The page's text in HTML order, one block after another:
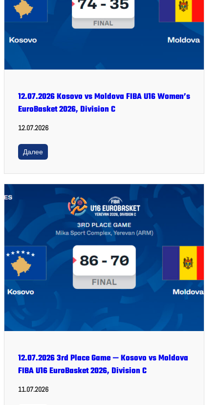
12.07.2026 Kosovo vs Moldova FIBA U16 Women’s
EuroBasket 2026, Division C
12.07.2026
Далее
12.07.2026 3rd Place Game — Kosovo vs Moldova
FIBA U16 EuroBasket 2026, Division C
11.07.2026